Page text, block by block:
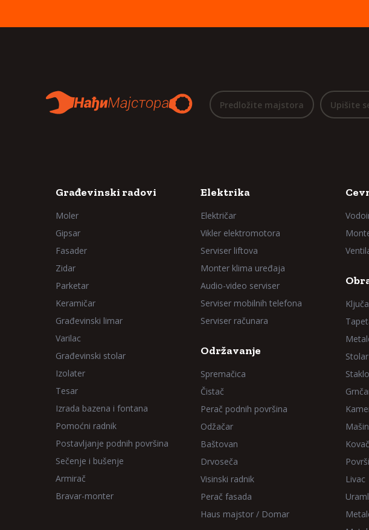
Predložite majstora Upišite
Građevinski radovi
Moler
Gipsar
Fasader
Zidar
Parketar
Keramičar
Građevinski limar
Varilac
Građevinski stolar
Izolater
Tesar
Izrada bazena i fontana
Pomoćni radnik
Postavljanje podnih površina
Sečenje i bušenje
Armirač
Bravar-monter
Elektrika
Električar
Vikler elektromotora
Serviser liftova
Monter klima uređaja
Audio-video serviser
Serviser mobilnih telefona
Serviser računara
Održavanje
Spremačica
Čistač
Perač podnih površina
Odžačar
Baštovan
Drvoseča
Visinski radnik
Perač fasada
Haus majstor / Domar
Stolar
Kovač
Livac